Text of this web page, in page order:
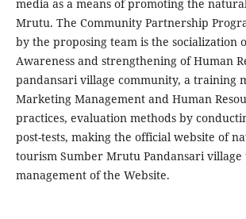
media as a means of promoting the
Mrutu. The Community Partnership
by the proposing team is the socialization
Awareness and strengthening of Human
pandansari village community, a training
Marketing Management and Human
practices, evaluation methods by
post-tests, making the official website of
tourism Sumber Mrutu Pandansari village
management of the Website.